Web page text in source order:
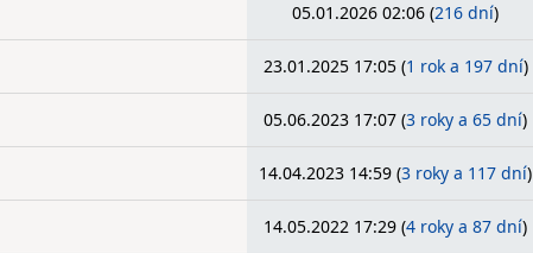
05.01.2026 02:06 (216 dní)
23.01.2025 17:05 (1 rok a 197 dní)
05.06.2023 17:07 (3 roky a 65 dní)
14.04.2023 14:59 (3 roky a 117 dní)
14.05.2022 17:29 (4 roky a 87 dní)